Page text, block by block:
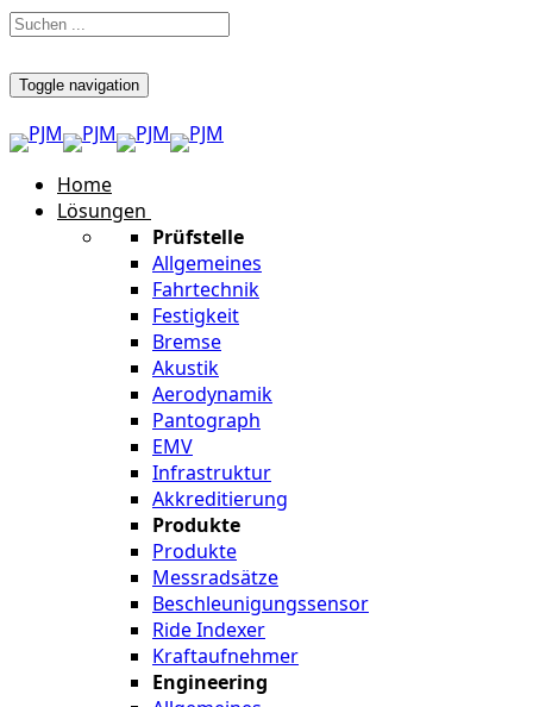
Toggle navigation
Home
Lösungen
Prüfstelle
Allgemeines
Fahrtechnik
Festigkeit
Bremse
Akustik
Aerodynamik
Pantograph
EMV
Infrastruktur
Akkreditierung
Produkte
Produkte
Messradsätze
Beschleunigungssensor
Ride Indexer
Kraftaufnehmer
Engineering